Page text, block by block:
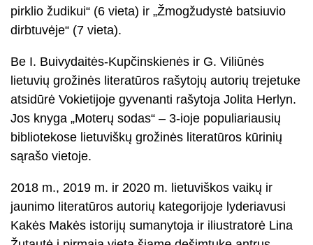
pirklio žudikui“ (6 vieta) ir „Žmogžudystė batsiuvio
dirbtuvėje“ (7 vieta).
Be I. Buivydaitės-Kupčinskienės ir G. Viliūnės
lietuvių grožinės literatūros rašytojų autorių trejetuke
atsidūrė Vokietijoje gyvenanti rašytoja Jolita Herlyn.
Jos knyga „Moterų sodas“ – 3-ioje populiariausių
bibliotekose lietuviškų grožinės literatūros kūrinių
sąrašo vietoje.
2018 m., 2019 m. ir 2020 m. lietuviškos vaikų ir
jaunimo literatūros autorių kategorijoje lyderiavusi
Kakės Makės istorijų sumanytoja ir iliustratorė Lina